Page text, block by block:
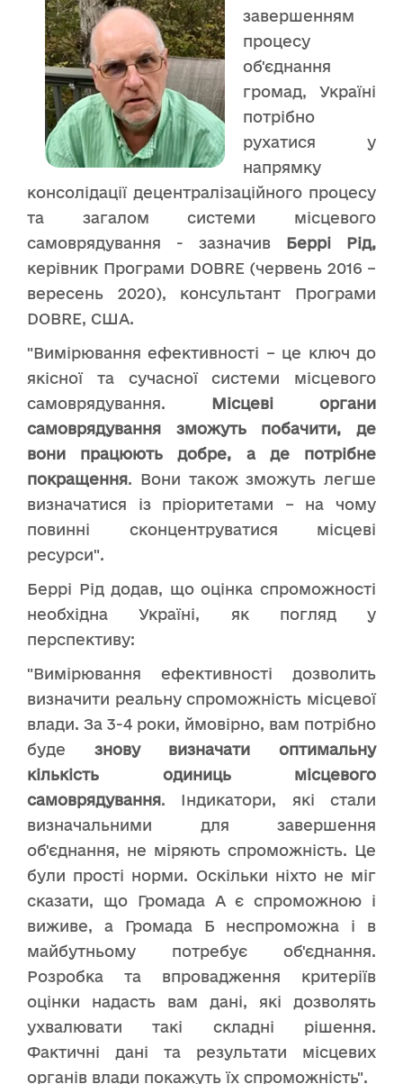
завершенням
процесу
об'єднання
громад, Україні
потрібно
рухатися у
напрямку
консолідації децентралізаційного процесу
та загалом системи місцевого
самоврядування - зазначив Беррі Рід,
керівник Програми DOBRE (червень 2016 –
вересень 2020), консультант Програми
DOBRE, США.
"Вимірювання ефективності – це ключ до
якісної та сучасної системи місцевого
самоврядування.
Місцеві органи
самоврядування зможуть побачити, де
вони працюють добре, а де потрібне
покращення. Вони також зможуть легше
визначатися із пріоритетами – на чому
повинні сконцентруватися місцеві
ресурси".
Беррі Рід додав, що оцінка спроможності
необхідна Україні, як погляд у
перспективу:
"Вимірювання ефективності дозволить
визначити реальну спроможність місцевої
влади. За 3-4 роки, ймовірно, вам потрібно
буде знову визначати оптимальну
кількість одиниць місцевого
самоврядування. Індикатори, які стали
визначальними для завершення
об'єднання, не міряють спроможність. Це
були прості норми. Оскільки ніхто не міг
сказати, що Громада А є спроможною і
виживе, а Громада Б неспроможна і в
майбутньому потребує об'єднання.
Розробка та впровадження критеріїв
оцінки надасть вам дані, які дозволять
ухвалювати такі складні рішення.
Фактичні дані та результати місцевих
органів влади покажуть їх спроможність".